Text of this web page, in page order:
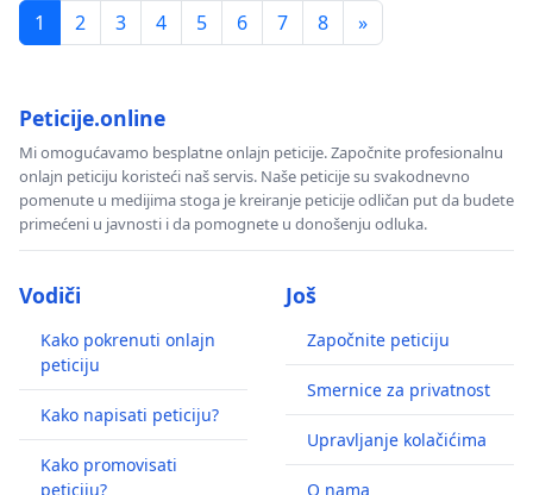
1
2 3 4 5 6 7 8 »
Peticije.online
Mi omogućavamo besplatne onlajn peticije. Započnite profesionalnu
onlajn peticiju koristeći naš servis. Naše peticije su svakodnevno
pomenute u medijima stoga je kreiranje peticije odličan put da budete
primećeni u javnosti i da pomognete u donošenju odluka.
Vodiči
Kako pokrenuti onlajn
peticiju
Kako napisati peticiju?
Kako promovisati
peticiju?
Još
Započnite peticiju
Smernice za privatnost
Upravljanje kolačićima
O nama